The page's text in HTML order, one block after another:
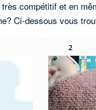
compétitif et en
Ci-dessous vous
2